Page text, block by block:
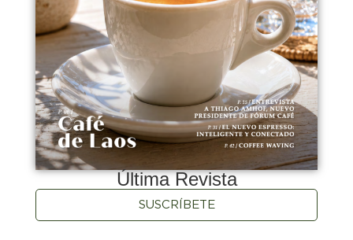
Última Revista
SUSCRÍBETE